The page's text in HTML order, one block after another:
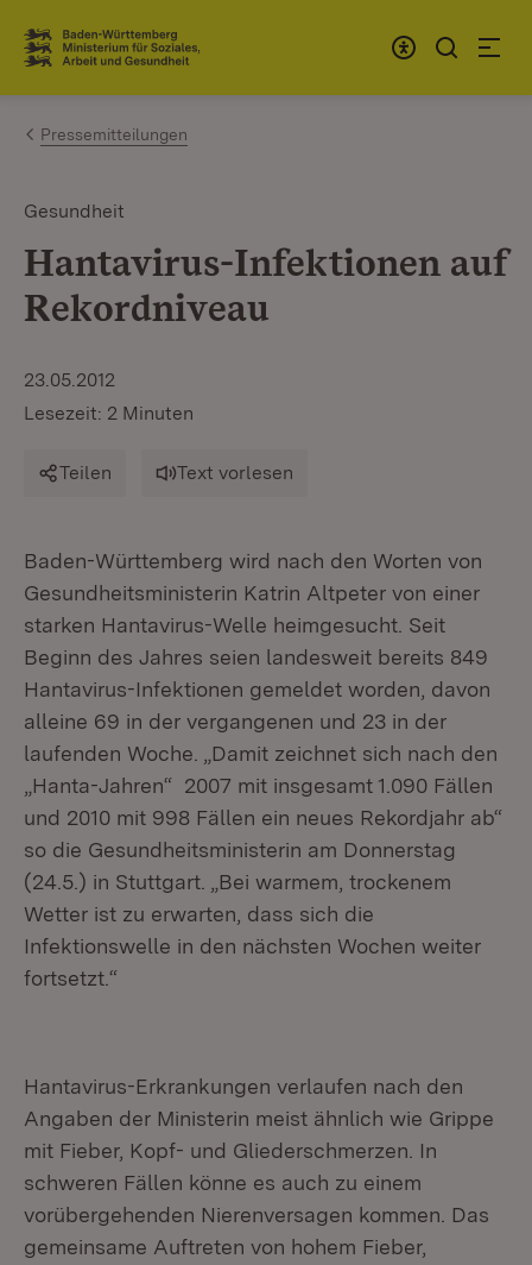
Zum Inhalt springen
Link zur Startseite
Pressemitteilungen
Gesundheit
Hantavirus-Infektionen auf
Rekordniveau
23.05.2012
Lesezeit: 2 Minuten
Teilen Text vorlesen
Baden-Württemberg wird nach den Worten von
Gesundheitsministerin Katrin Altpeter von einer
starken Hantavirus-Welle heimgesucht. Seit
Beginn des Jahres seien landesweit bereits 849
Hantavirus-Infektionen gemeldet worden, davon
alleine 69 in der vergangenen und 23 in der
laufenden Woche. „Damit zeichnet sich nach den
„Hanta-Jahren“ 2007 mit insgesamt 1.090 Fällen
und 2010 mit 998 Fällen ein neues Rekordjahr ab“
so die Gesundheitsministerin am Donnerstag
(24.5.) in Stuttgart. „Bei warmem, trockenem
Wetter ist zu erwarten, dass sich die
Infektionswelle in den nächsten Wochen weiter
fortsetzt.“
Hantavirus-Erkrankungen verlaufen nach den
Angaben der Ministerin meist ähnlich wie Grippe
mit Fieber, Kopf- und Gliederschmerzen. In
schweren Fällen könne es auch zu einem
vorübergehenden Nierenversagen kommen. Das
gemeinsame Auftreten von hohem Fieber,